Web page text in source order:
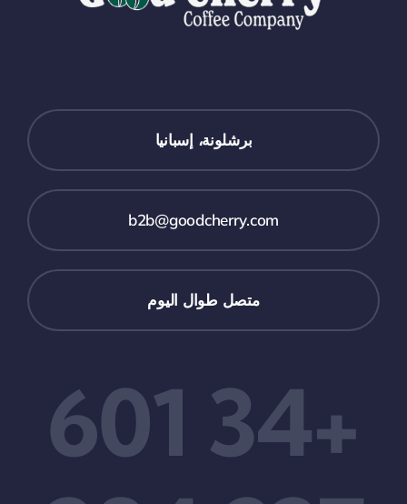
برشلونة، إسبانيا
b2b@goodcherry.com
متصل طوال اليوم
+34 601